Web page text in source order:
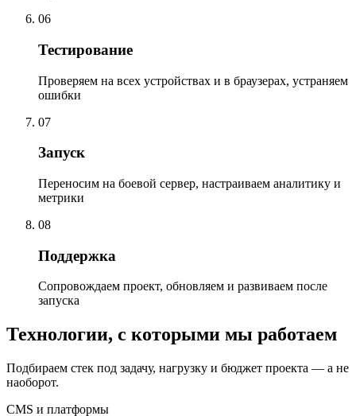
06
Тестирование
Проверяем на всех устройствах и в браузерах, устраняем
ошибки
07
Запуск
Переносим на боевой сервер, настраиваем аналитику и
метрики
08
Поддержка
Сопровождаем проект, обновляем и развиваем после
запуска
Технологии, с которыми мы работаем
Подбираем стек под задачу, нагрузку и бюджет проекта — а не
наоборот.
CMS и платформы